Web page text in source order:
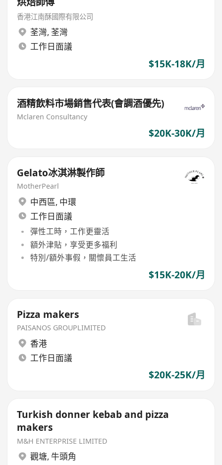
香港江南酥國際有限公司
荃灣, 荃灣
工作日面議
$15K-18K/月
酒精飲料市場銷售代表(會調酒優先)
Mclaren Consultancy
$20K-30K/月
Gelato冰淇淋製作師
MotherPearl
中西區, 中環
工作日面議
彈性工時，工作更靈活
額外津貼，享受更多福利
特別/額外事假，關懷員工生活
$15K-20K/月
Pizza makers
PAISANOS GROUPLIMITED
香港
工作日面議
$20K-25K/月
Turkish donner kebab and pizza
makers
M&H ENTERPRISE LIMITED
觀塘, 牛頭角